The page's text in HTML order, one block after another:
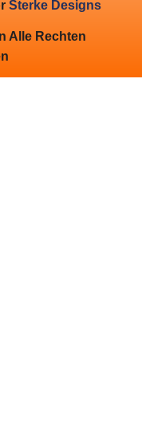
Sterke Designs
Alle Rechten